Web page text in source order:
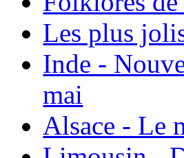
Les plus
Inde -
mai
Alsace - Le